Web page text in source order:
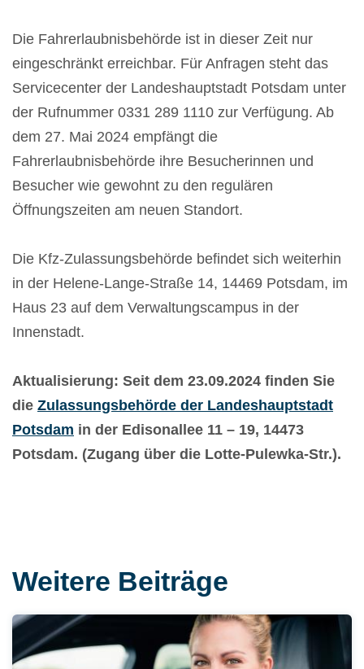
Die Fahrerlaubnisbehörde ist in dieser Zeit nur
eingeschränkt erreichbar. Für Anfragen steht das
Servicecenter der Landeshauptstadt Potsdam unter
der Rufnummer 0331 289 1110 zur Verfügung. Ab
dem 27. Mai 2024 empfängt die
Fahrerlaubnisbehörde ihre Besucherinnen und
Besucher wie gewohnt zu den regulären
Öffnungszeiten am neuen Standort.
Die Kfz-Zulassungsbehörde befindet sich weiterhin
in der Helene-Lange-Straße 14, 14469 Potsdam, im
Haus 23 auf dem Verwaltungscampus in der
Innenstadt.
Aktualisierung: Seit dem 23.09.2024 finden Sie
die Zulassungsbehörde der Landeshauptstadt
Potsdam in der Edisonallee 11 – 19, 14473
Potsdam. (Zugang über die Lotte-Pulewka-Str.).
Weitere Beiträge